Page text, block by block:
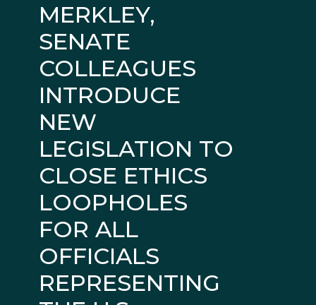
MERKLEY,
SENATE
COLLEAGUES
INTRODUCE
NEW
LEGISLATION TO
CLOSE ETHICS
LOOPHOLES
FOR ALL
OFFICIALS
REPRESENTING